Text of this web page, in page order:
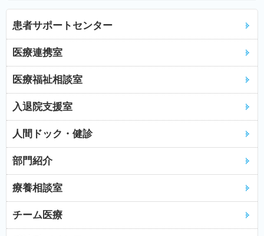
患者サポートセンター
医療連携室
医療福祉相談室
入退院支援室
人間ドック・健診
部門紹介
療養相談室
チーム医療